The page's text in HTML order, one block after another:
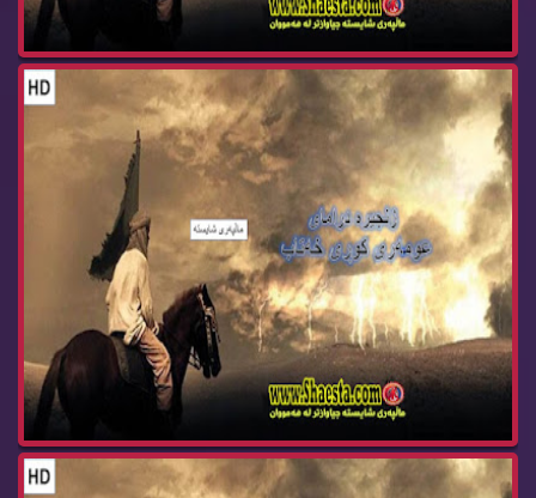
عومه ری كوری خه تاب ئه‌ڵقه‌ی 23